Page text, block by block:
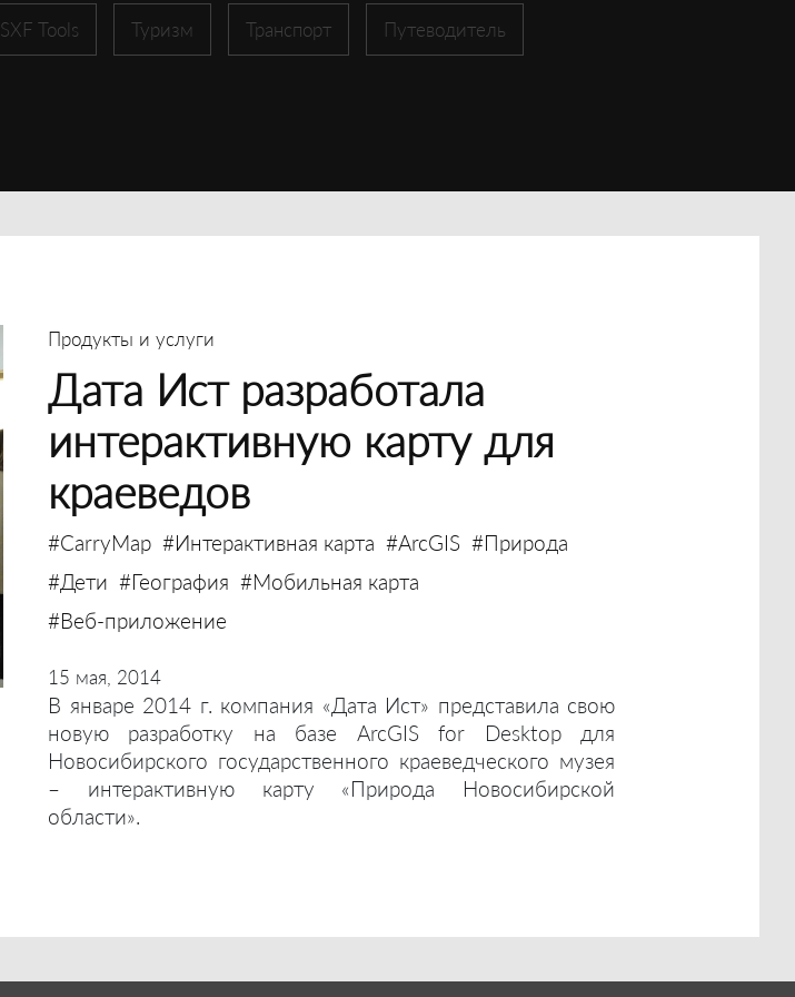
SXF Tools Туризм Транспорт Путеводитель
Продукты и услуги
Дата Ист разработала
интерактивную карту для
краеведов
#CarryMap #Интерактивная карта #ArcGIS #Природа
#Дети #География #Мобильная карта
#Веб-приложение
15 мая, 2014
В январе 2014 г. компания «Дата Ист» представила свою
новую разработку на базе ArcGIS for Desktop для
Новосибирского государственного краеведческого музея
– интерактивную карту «Природа Новосибирской
области».